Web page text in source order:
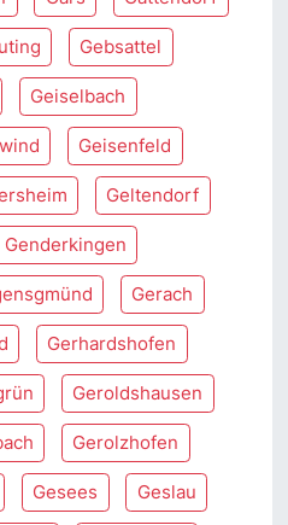
Gebsattel
Geiselbach
Geisenfeld
Geltendorf
Genderkingen
Gerach
Gerhardshofen
Geroldshausen
Gerolzhofen
Gesees Geslau